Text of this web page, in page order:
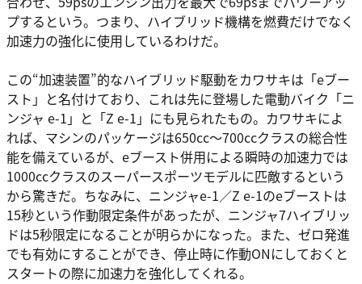
プするという。つまり、ハイブリッド機構を燃費だけでなく
加速力の強化に使用しているわけだ。
この“加速装置”的なハイブリッド駆動をカワサキは「eブー
スト」と名付けており、これは先に登場した電動バイク「ニ
ンジャ e-1」と「Z e-1」にも見られたもの。カワサキによ
れば、マシンのパッケージは650cc～700ccクラスの総合性
能を備えているが、eブースト併用による瞬時の加速力では
1000ccクラスのスーパースポーツモデルに匹敵するという
から驚きだ。ちなみに、ニンジャe-1／Z e-1のeブーストは
15秒という作動限定条件があったが、ニンジャ7ハイブリッ
ドは5秒限定になることが明らかになった。また、ゼロ発進
でも有効にすることができ、停止時に作動ONにしておくと
スタートの際に加速力を強化してくれる。